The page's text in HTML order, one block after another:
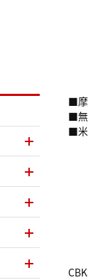
■摩
■無
■米